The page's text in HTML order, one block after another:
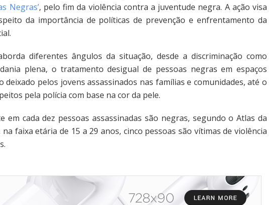
Negras’, pelo fim da violência contra a juventude negra. A ação visa
da importância de políticas de prevenção e enfrentamento da
diferentes ângulos da situação, desde a discriminação como
plena, o tratamento desigual de pessoas negras em espaços
deixado pelos jovens assassinados nas famílias e comunidades, até o
pela polícia com base na cor da pele.
cada dez pessoas assassinadas são negras, segundo o Atlas da
na faixa etária de 15 a 29 anos, cinco pessoas são vítimas de violência